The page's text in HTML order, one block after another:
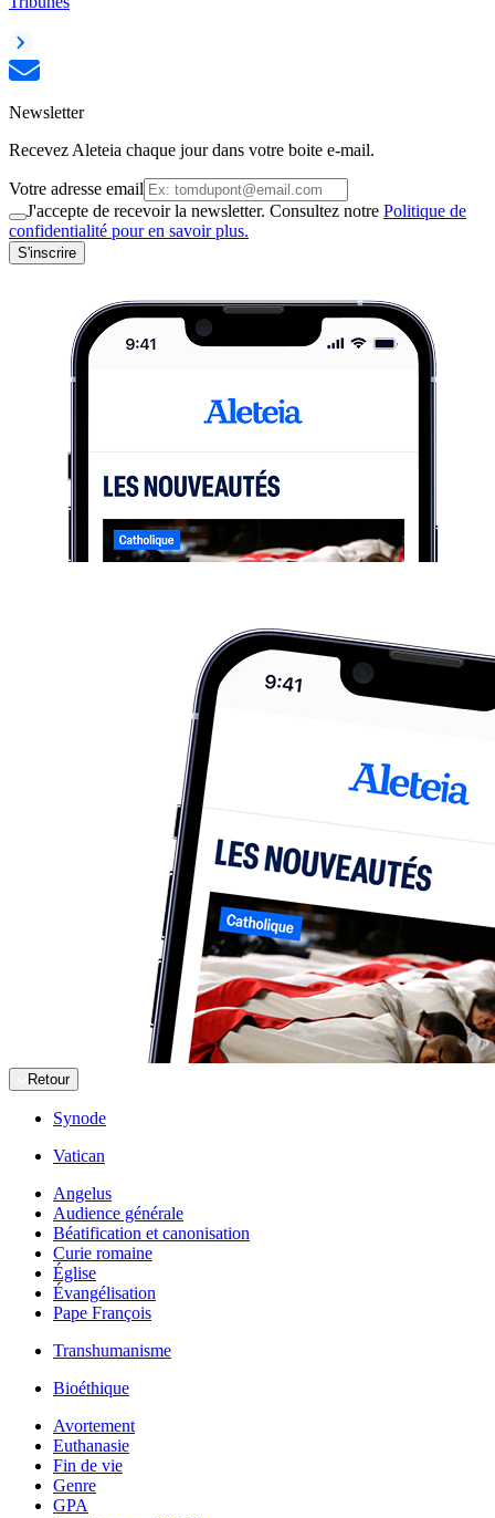
Newsletter
Recevez Aleteia chaque jour dans votre boite e-mail.
Votre adresse email
J'accepte de recevoir la newsletter. Consultez notre Politique de
confidentialité pour en savoir plus.
S'inscrire
Retour
Synode
Vatican
Angelus
Audience générale
Béatification et canonisation
Curie romaine
Église
Évangélisation
Pape François
Transhumanisme
Bioéthique
Avortement
Euthanasie
Fin de vie
Genre
GPA